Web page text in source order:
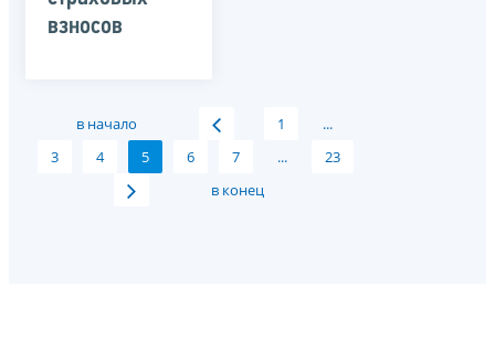
взносов
в начало 1
...
3
4 5 6 7 ...
23
в конец